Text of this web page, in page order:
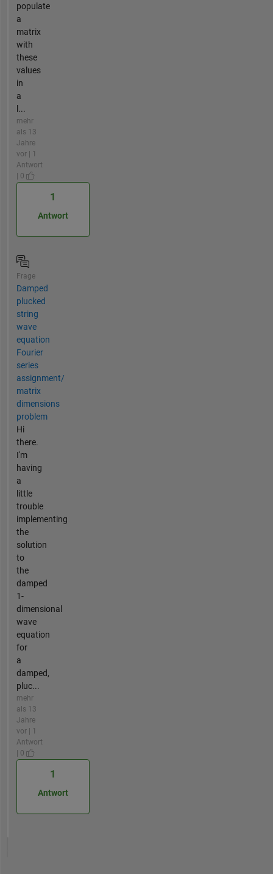
populate
a
matrix
with
these
values
in
a
l...
mehr
als 13
Jahre
vor | 1
Antwort
| 0
1
Antwort
Frage
Damped
plucked
string
wave
equation
Fourier
series
assignment/
matrix
dimensions
problem
Hi
there.
I'm
having
a
little
trouble
implementing
the
solution
to
the
damped
1-
dimensional
wave
equation
for
a
damped,
pluc...
mehr
als 13
Jahre
vor | 1
Antwort
| 0
1
Antwort